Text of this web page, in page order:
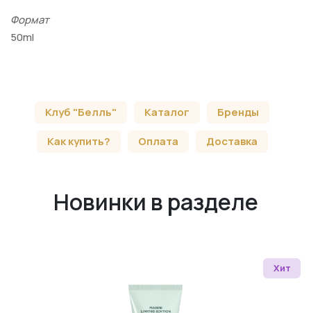
Формат
50ml
Клуб "Белль" Каталог
Бренды
Как купить?
Оплата Доставка
Новинки в разделе
Хит